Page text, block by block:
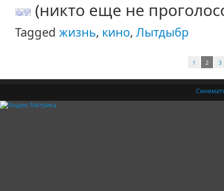
(никто еще не
Tagged жизнь, кино, Лытдыбр
1 2 3